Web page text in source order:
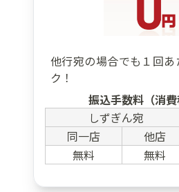
他行宛の場合でも１回
ク！
振込手数料（消費
しずぎん宛
同一店
他店
無料
無料